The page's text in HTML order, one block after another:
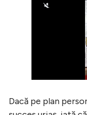
Dacă pe plan